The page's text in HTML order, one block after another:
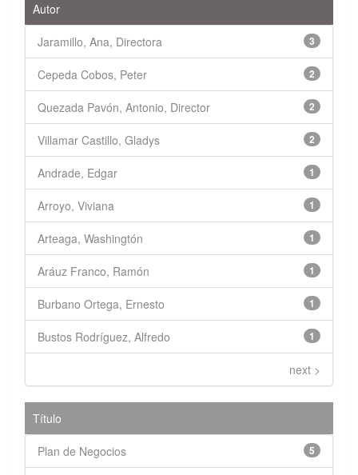
Autor
3
Jaramillo, Ana, Directora
2
Cepeda Cobos, Peter
2
Quezada Pavón, Antonio, Director
2
Villamar Castillo, Gladys
1
Andrade, Edgar
1
Arroyo, Viviana
1
Arteaga, Washingtón
1
Aráuz Franco, Ramón
1
Burbano Ortega, Ernesto
1
Bustos Rodríguez, Alfredo
next >
Título
5
Plan de Negocios